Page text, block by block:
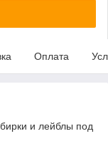
Оплата
и лейблы под